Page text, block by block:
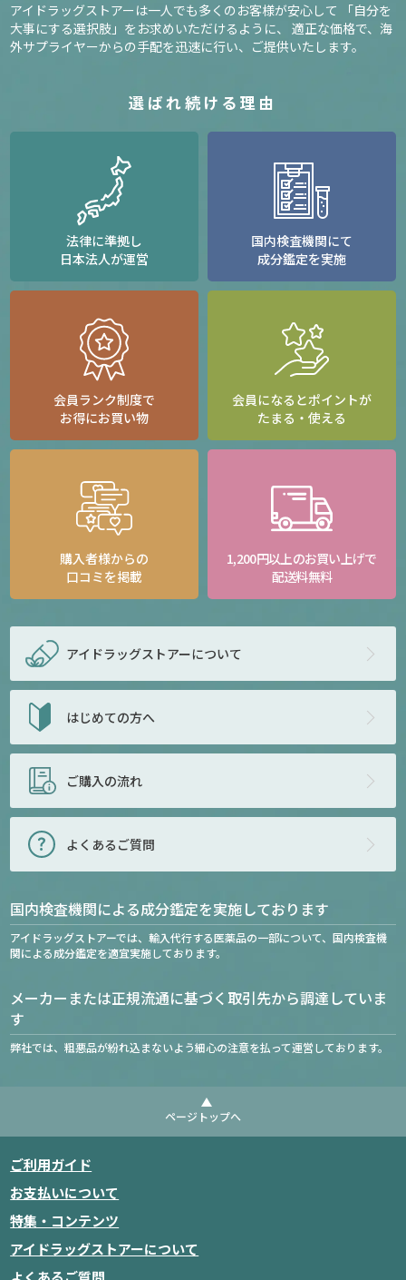
アイドラッグストアーは一人でも多くのお客様が安心して
「自分を
大事にする選択肢」をお求めいただけるように、 適正な価格で、海
外サプライヤーからの手配を迅速に行い、ご提供いたします。
選ばれ続ける理由
法律に準拠し
日本法人が運営
国内検査機関にて
成分鑑定を実施
会員ランク制度で
お得にお買い物
会員になるとポイントが
たまる・使える
購入者様からの
口コミを掲載
1,200円以上のお買い上げで
配送料無料
アイドラッグストアーについて
はじめての方へ
ご購入の流れ
よくあるご質問
国内検査機関による成分鑑定を実施しております
アイドラッグストアーでは、輸入代行する医薬品の一部について、国内検査機
関による成分鑑定を適宜実施しております。
メーカーまたは正規流通に基づく取引先から調達していま
す
弊社では、粗悪品が紛れ込まないよう細心の注意を払って運営しております。
ページトップへ
ご利用ガイド
お支払いについて
特集・コンテンツ
アイドラッグストアーについて